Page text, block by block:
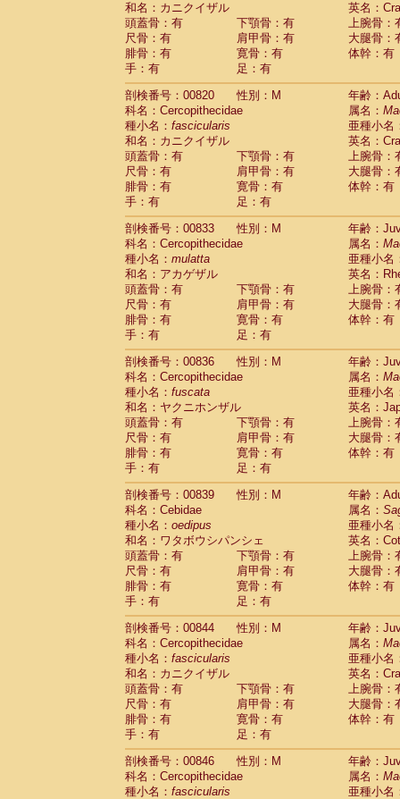
和名：カニクイザル
英名：
頭蓋骨：有
下顎骨：有
上腕骨：
尺骨：有
肩甲骨：有
大腿骨：
腓骨：有
寛骨：有
体幹：有
手：有
足：有
剖検番号：00820
性別：M
年齢：
科名：Cercopithecidae
属名：
種小名： fascicularis
亜種小名
和名：カニクイザル
英名：
頭蓋骨：有
下顎骨：有
上腕骨：
尺骨：有
肩甲骨：有
大腿骨：
腓骨：有
寛骨：有
体幹：有
手：有
足：有
剖検番号：00833
性別：M
年齢：
科名：Cercopithecidae
属名：
種小名： mulatta
亜種小名
和名：アカゲザル
英名：
頭蓋骨：有
下顎骨：有
上腕骨：
尺骨：有
肩甲骨：有
大腿骨：
腓骨：有
寛骨：有
体幹：有
手：有
足：有
剖検番号：00836
性別：M
年齢：
科名：Cercopithecidae
属名：
種小名： fuscata
亜種小名
和名：ヤクニホンザル
英名：
頭蓋骨：有
下顎骨：有
上腕骨：
尺骨：有
肩甲骨：有
大腿骨：
腓骨：有
寛骨：有
体幹：有
手：有
足：有
剖検番号：00839
性別：M
年齢：
科名：Cebidae
属名：
種小名： oedipus
亜種小名
和名：ワタボウシパンシェ
英名：
頭蓋骨：有
下顎骨：有
上腕骨：
尺骨：有
肩甲骨：有
大腿骨：
腓骨：有
寛骨：有
体幹：有
手：有
足：有
剖検番号：00844
性別：M
年齢：
科名：Cercopithecidae
属名：
種小名： fascicularis
亜種小名
和名：カニクイザル
英名：
頭蓋骨：有
下顎骨：有
上腕骨：
尺骨：有
肩甲骨：有
大腿骨：
腓骨：有
寛骨：有
体幹：有
手：有
足：有
剖検番号：00846
性別：M
年齢：
科名：Cercopithecidae
属名：
種小名： fascicularis
亜種小名